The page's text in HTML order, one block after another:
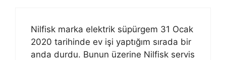
Nilfisk marka elektrik süpürgem 31 Ocak
2020 tarihinde ev işi yaptığım sırada bir
anda durdu. Bunun üzerine Nilfisk servis